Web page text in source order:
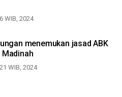
WIB, 2024
menemukan jasad ABK
Madinah
WIB, 2024